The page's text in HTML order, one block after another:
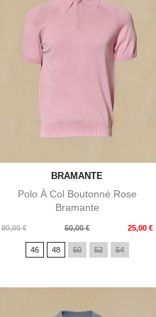
BRAMANTE
Polo À Col Boutonné Rose
Bramante
90,00 €
Prix
50,00 € 25,00 €
Prix
46 48 50 52 54